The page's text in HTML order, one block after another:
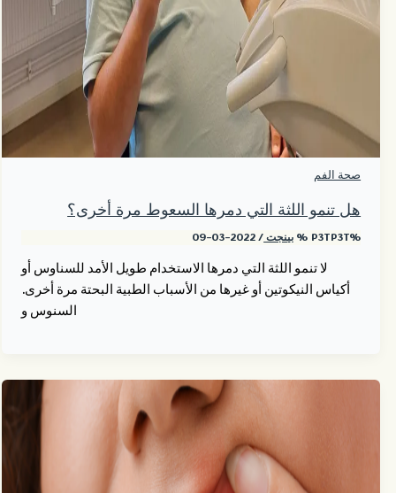
صحة الفم
هل تنمو اللثة التي دمرها السعوط مرة أخرى؟
%P3TP3T % بينجت/
2022-03-09
لا تنمو اللثة التي دمرها الاستخدام طويل الأمد للسناوس أو
أكياس النيكوتين أو غيرها من الأسباب الطبية البحتة مرة أخرى.
السنوس و